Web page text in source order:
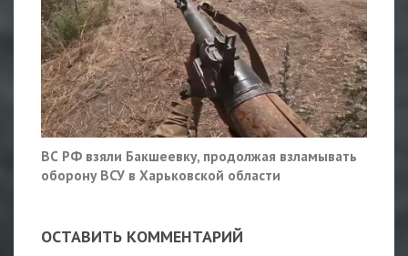
ВС РФ взяли Бакшеевку, продолжая взламывать
оборону ВСУ в Харьковской области
ОСТАВИТЬ КОММЕНТАРИЙ